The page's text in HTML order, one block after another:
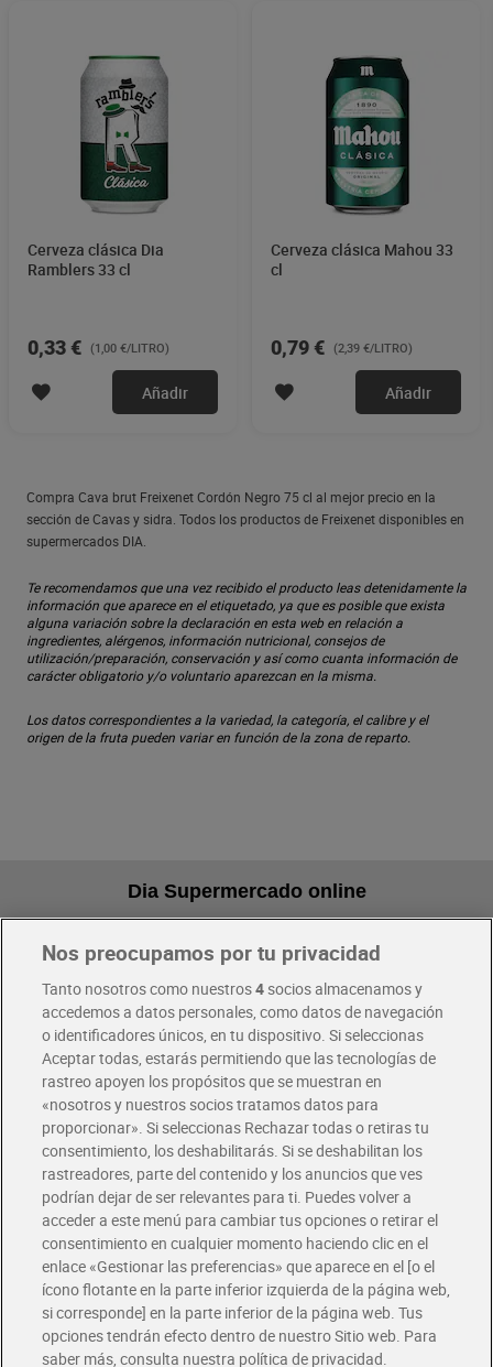
Cerveza clásica Dia
Ramblers 33 cl
0,33 € (1,00 €/LITRO)
Añadir
Cerveza clásica Mahou 33
cl
0,79 € (2,39 €/LITRO)
Añadir
Compra Cava brut Freixenet Cordón Negro 75 cl al mejor precio en la
sección de Cavas y sidra. Todos los productos de Freixenet disponibles en
supermercados DIA.
Te recomendamos que una vez recibido el producto leas detenidamente la
información que aparece en el etiquetado, ya que es posible que exista
alguna variación sobre la declaración en esta web en relación a
ingredientes, alérgenos, información nutricional, consejos de
utilización/preparación, conservación y así como cuanta información de
carácter obligatorio y/o voluntario aparezcan en la misma.
Los datos correspondientes a la variedad, la categoría, el calibre y el
origen de la fruta pueden variar en función de la zona de reparto.
Dia Supermercado online
Pide hoy, recibe hoy
Envío gratis por compras superiores a 100€
Envío estandar por 4,99€
Glovo y Uber Eats
Solicita tu factura de Glovo o Uber Eats
Únete al CLUB Dia
Disfruta las ventajas y ofertas exclusivas.
Descárgate la APP Dia
Folletos y Tiendas
Descubre las mejores ofertas y busca tu tienda más cercana
Nos preocupamos por tu privacidad
Tanto nosotros como nuestros4socios almacenamos y
accedemos a datos personales, como datos de navegación
o identificadores únicos, en tu dispositivo. Si seleccionas
Aceptar todas, estarás permitiendo que las tecnologías de
rastreo apoyen los propósitos que se muestran en
«nosotros y nuestros socios tratamos datos para
proporcionar». Si seleccionas Rechazar todas o retiras tu
consentimiento, los deshabilitarás. Si se deshabilitan los
rastreadores, parte del contenido y los anuncios que ves
podrían dejar de ser relevantes para ti. Puedes volver a
acceder a este menú para cambiar tus opciones o retirar el
consentimiento en cualquier momento haciendo clic en el
enlace «Gestionar las preferencias» que aparece en el [o el
ícono flotante en la parte inferior izquierda de la página web,
si corresponde] en la parte inferior de la página web. Tus
opciones tendrán efecto dentro de nuestro Sitio web. Para
saber más, consulta nuestra política de privacidad.